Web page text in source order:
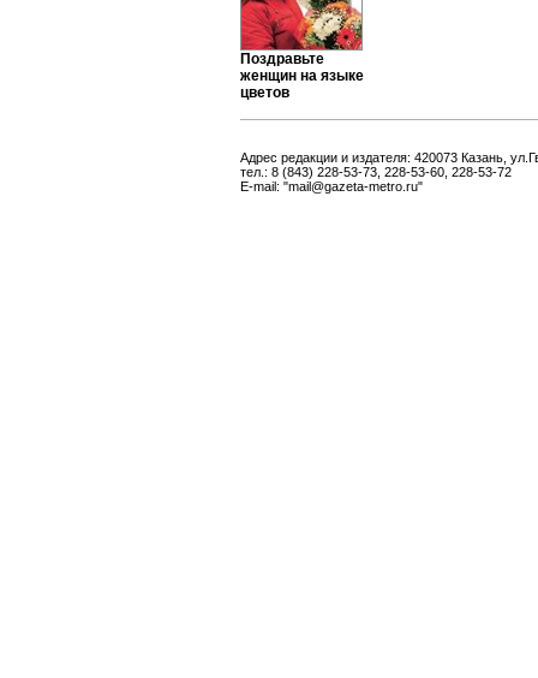
Поздравьте
женщин на языке
цветов
Адрес редакции и издателя: 420073 Казань,
тел.: 8 (843) 228-53-73, 228-53-60, 228-53-72
E-mail: "mail@gazeta-metro.ru"